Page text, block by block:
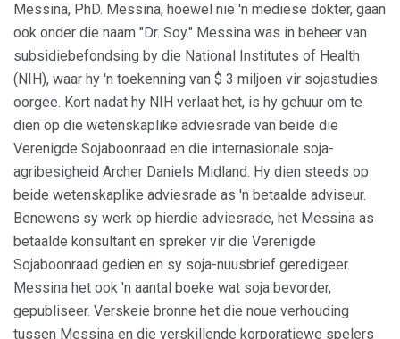
Messina, PhD. Messina, hoewel nie 'n mediese dokter, gaan
ook onder die naam "Dr. Soy." Messina was in beheer van
subsidiebefondsing by die National Institutes of Health
(NIH), waar hy 'n toekenning van $ 3 miljoen vir sojastudies
oorgee. Kort nadat hy NIH verlaat het, is hy gehuur om te
dien op die wetenskaplike adviesrade van beide die
Verenigde Sojaboonraad en die internasionale soja-
agribesigheid Archer Daniels Midland. Hy dien steeds op
beide wetenskaplike adviesrade as 'n betaalde adviseur.
Benewens sy werk op hierdie adviesrade, het Messina as
betaalde konsultant en spreker vir die Verenigde
Sojaboonraad gedien en sy soja-nuusbrief geredigeer.
Messina het ook 'n aantal boeke wat soja bevorder,
gepubliseer. Verskeie bronne het die noue verhouding
tussen Messina en die verskillende korporatiewe spelers